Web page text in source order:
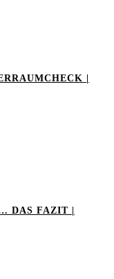
|
DAS FAZIT |